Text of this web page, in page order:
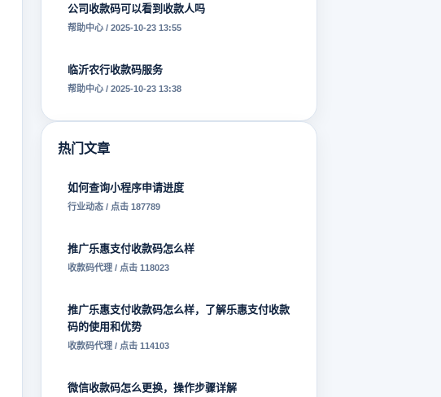
公司收款码可以看到收款人吗
帮助中心 / 2025-10-23 13:55
临沂农行收款码服务
帮助中心 / 2025-10-23 13:38
热门文章
如何查询小程序申请进度
行业动态 / 点击 187789
推广乐惠支付收款码怎么样
收款码代理 / 点击 118023
推广乐惠支付收款码怎么样，了解乐惠支付收款
码的使用和优势
收款码代理 / 点击 114103
微信收款码怎么更换，操作步骤详解